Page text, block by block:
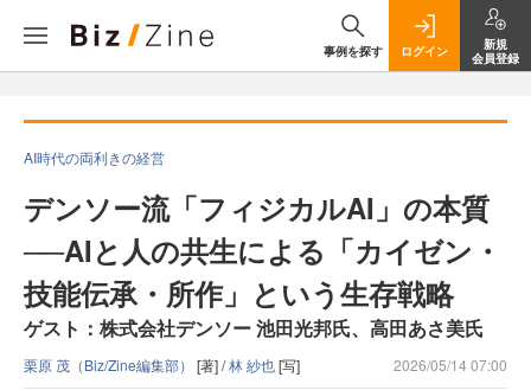
事例を探す ログイン
新規
会員登録
AI時代の両利きの経営
デンソー流「フィジカルAI」の本質
──AIと人の共生による「カイゼン・
技能伝承・所作」という生存戦略
ゲスト：株式会社デンソー 池田光邦氏、高田あさ美氏
栗原 茂（Biz/Zine編集部） [著] /林 紗也[写] 2026/05/14 07:00